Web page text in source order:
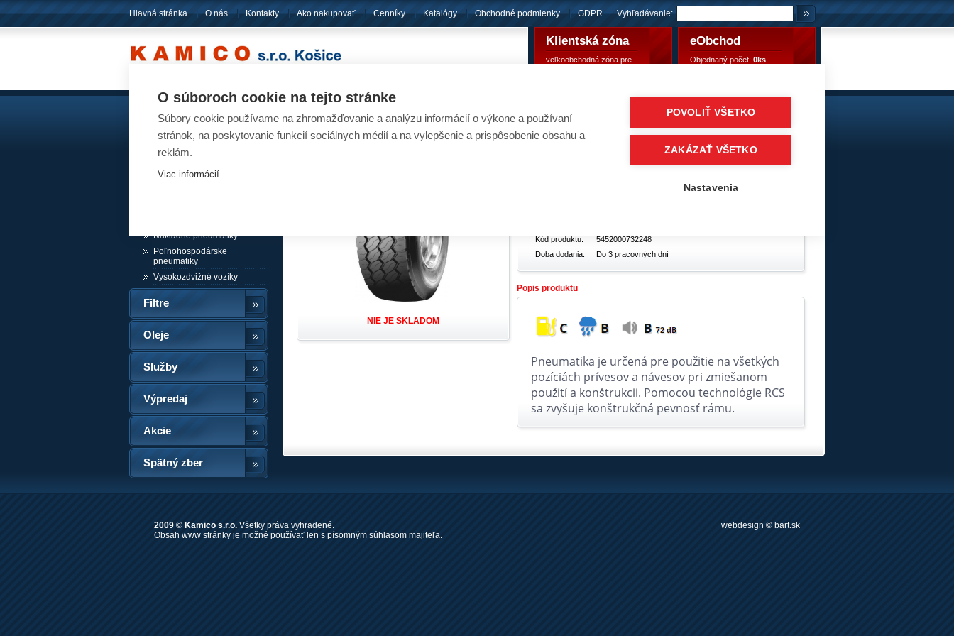
Hlavná stránka O nás Kontakty Ako nakupovať Cenníky Katalógy Obchodné podmienky GDPR Vyhľadávanie:
eObchod
Objednaný počet: 0ks
Klientská zóna
veľkoobchodná zóna pre
Akumulátory
Pneumatiky
Návesové pneumatiky /
Nákladné pneumatiky
Poľnohospodárske
pneumatiky
Vysokozdvižné vozíky
Filtre
Oleje
Služby
Výpredaj
Akcie
Spätný zber
Pneumatiky - SAVA 385/65R22,5 160K CARGO MS
Pneumatiky /Návesové pneumatiky / akcia
NIE JE SKLADOM
Kód produktu:
5452000732248
Doba dodania:
Do 3 pracovných dní
Popis produktu
Pneumatika je určená pre použitie na všetkých
pozíciách prívesov a návesov pri zmiešanom
použití a konštrukcii. Pomocou technológie RCS
sa zvyšuje konštrukčná pevnosť rámu.
2009 © Kamico s.r.o. Všetky práva vyhradené.
Obsah www stránky je možné používať len s písomným súhlasom majiteľa.
webdesign © bart.sk
O súboroch cookie na tejto stránke
Súbory cookie používame na zhromažďovanie a analýzu informácií o výkone a používaní
stránok, na poskytovanie funkcií sociálnych médií a na vylepšenie a prispôsobenie obsahu a
reklám.
Viac informácií
POVOLIŤ VŠETKO
ZAKÁZAŤ VŠETKO
Nastavenia